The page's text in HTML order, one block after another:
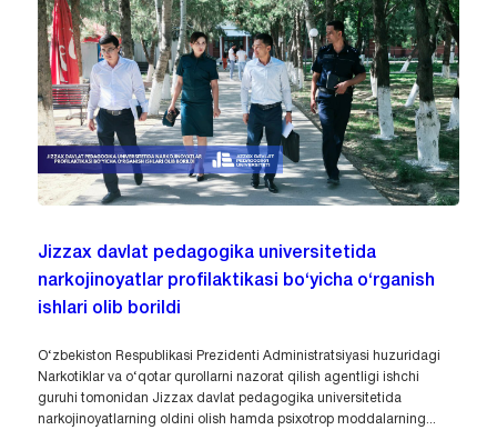
Jizzax davlat pedagogika universitetida
narkojinoyatlar profilaktikasi bo‘yicha o‘rganish
ishlari olib borildi
O‘zbekiston Respublikasi Prezidenti Administratsiyasi huzuridagi
Narkotiklar va o‘qotar qurollarni nazorat qilish agentligi ishchi
guruhi tomonidan Jizzax davlat pedagogika universitetida
narkojinoyatlarning oldini olish hamda psixotrop moddalarning...